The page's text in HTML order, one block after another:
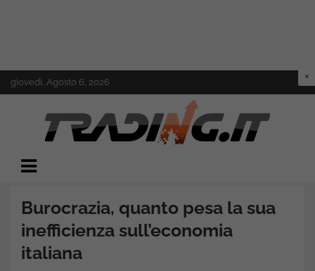
Skip
to
giovedì, Agosto 6, 2026
Trading.it
Burocrazia, quanto pesa la sua
inefficienza sull’economia
italiana